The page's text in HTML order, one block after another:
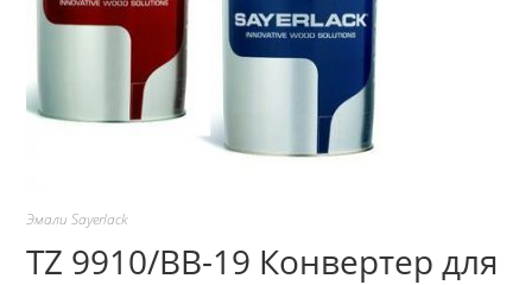
Эмали Sayerlack
TZ 9910/BB-19 Конвертер для